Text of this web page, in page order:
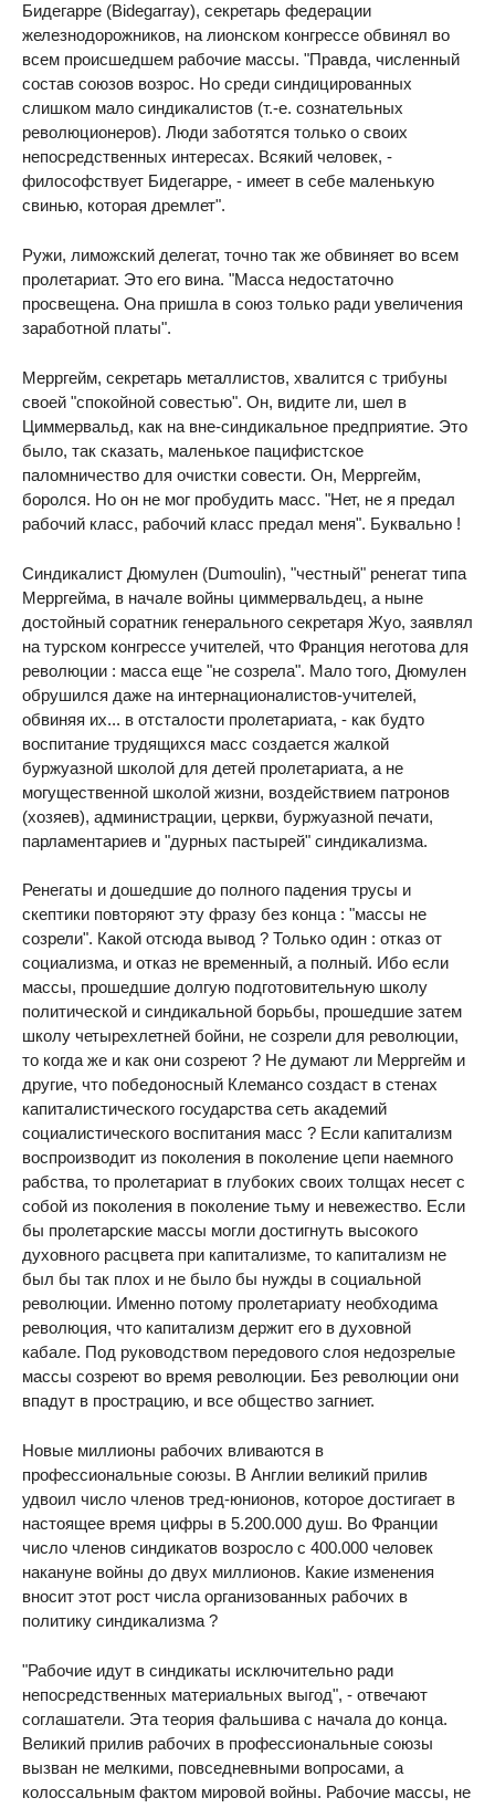
Бидегарре (Bidegarray), секретарь федерации
железнодорожников, на лионском конгрессе обвинял во
всем происшедшем рабочие массы. "Правда, численный
состав союзов возрос. Но среди синдицированных
слишком мало синдикалистов (т.-е. сознательных
революционеров). Люди заботятся только о своих
непосредственных интересах. Всякий человек, -
философствует Бидегарре, - имеет в себе маленькую
свинью, которая дремлет".
Ружи, лиможский делегат, точно так же обвиняет во всем
пролетариат. Это его вина. "Масса недостаточно
просвещена. Она пришла в союз только ради увеличения
заработной платы".
Мерргейм, секретарь металлистов, хвалится с трибуны
своей "спокойной совестью". Он, видите ли, шел в
Циммервальд, как на вне-синдикальное предприятие. Это
было, так сказать, маленькое пацифистское
паломничество для очистки совести. Он, Мерргейм,
боролся. Но он не мог пробудить масс. "Нет, не я предал
рабочий класс, рабочий класс предал меня". Буквально !
Синдикалист Дюмулен (Dumoulin), "честный" ренегат типа
Мерргейма, в начале войны циммервальдец, а ныне
достойный соратник генерального секретаря Жуо, заявлял
на турском конгрессе учителей, что Франция неготова для
революции : масса еще "не созрела". Мало того, Дюмулен
обрушился даже на интернационалистов-учителей,
обвиняя их... в отсталости пролетариата, - как будто
воспитание трудящихся масс создается жалкой
буржуазной школой для детей пролетариата, а не
могущественной школой жизни, воздействием патронов
(хозяев), администрации, церкви, буржуазной печати,
парламентариев и "дурных пастырей" синдикализма.
Ренегаты и дошедшие до полного падения трусы и
скептики повторяют эту фразу без конца : "массы не
созрели". Какой отсюда вывод ? Только один : отказ от
социализма, и отказ не временный, а полный. Ибо если
массы, прошедшие долгую подготовительную школу
политической и синдикальной борьбы, прошедшие затем
школу четырехлетней бойни, не созрели для революции,
то когда же и как они созреют ? Не думают ли Мерргейм и
другие, что победоносный Клемансо создаст в стенах
капиталистического государства сеть академий
социалистического воспитания масс ? Если капитализм
воспроизводит из поколения в поколение цепи наемного
рабства, то пролетариат в глубоких своих толщах несет с
собой из поколения в поколение тьму и невежество. Если
бы пролетарские массы могли достигнуть высокого
духовного расцвета при капитализме, то капитализм не
был бы так плох и не было бы нужды в социальной
революции. Именно потому пролетариату необходима
революция, что капитализм держит его в духовной
кабале. Под руководством передового слоя недозрелые
массы созреют во время революции. Без революции они
впадут в прострацию, и все общество загниет.
Новые миллионы рабочих вливаются в
профессиональные союзы. В Англии великий прилив
удвоил число членов тред-юнионов, которое достигает в
настоящее время цифры в 5.200.000 душ. Во Франции
число членов синдикатов возросло с 400.000 человек
накануне войны до двух миллионов. Какие изменения
вносит этот рост числа организованных рабочих в
политику синдикализма ?
"Рабочие идут в синдикаты исключительно ради
непосредственных материальных выгод", - отвечают
соглашатели. Эта теория фальшива с начала до конца.
Великий прилив рабочих в профессиональные союзы
вызван не мелкими, повседневными вопросами, а
колоссальным фактом мировой войны. Рабочие массы, не